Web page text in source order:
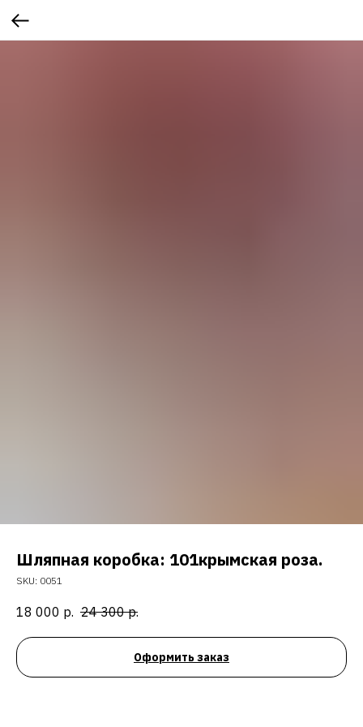
Шляпная коробка: 101крымская роза.
SKU: 0051
18 000 р. 24 300 р.
Оформить заказ